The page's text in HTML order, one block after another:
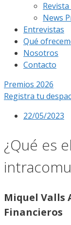
News
Entrevistas
Qué
Nosotros
Contacto
Premios 2026
Registra tu
22/05/2023
¿Qué es
Miquel Valls
Financieros